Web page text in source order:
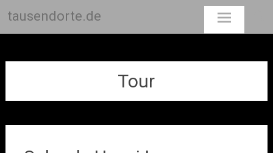
tausendorte.de
Tour